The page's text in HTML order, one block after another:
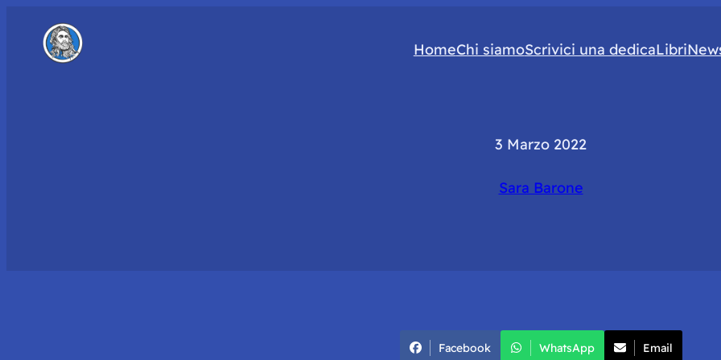
HomeChi siamoScrivici una dedicaLibri
3 Marzo 2022
Sara Barone
Facebook WhatsApp Email